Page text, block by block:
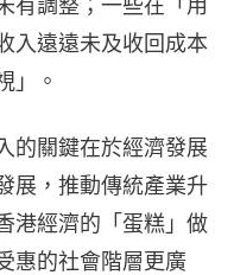
有調整；一些在「用
入遠遠未及收回成本
」。
的關鍵在於經濟發展
展，推動傳統產業升
港經濟的「蛋糕」做
惠的社會階層更廣